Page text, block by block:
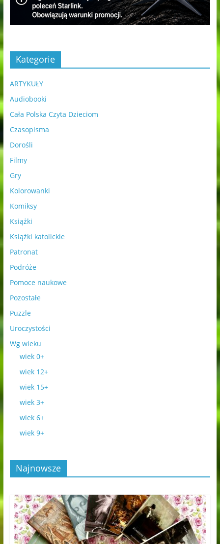
Kategorie
ARTYKUŁY
Audiobooki
Cała Polska Czyta Dzieciom
Czasopisma
Dorośli
Filmy
Gry
Kolorowanki
Komiksy
Książki
Książki katolickie
Patronat
Podróże
Pomoce naukowe
Pozostałe
Puzzle
Uroczystości
Wg wieku
wiek 0+
wiek 12+
wiek 15+
wiek 3+
wiek 6+
wiek 9+
Najnowsze